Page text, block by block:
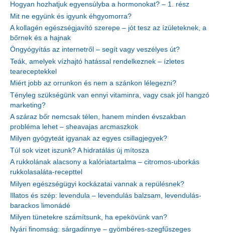
Hogyan hozhatjuk egyensúlyba a hormonokat? – 1. rész
Mit ne együnk és igyunk éhgyomorra?
A kollagén egészségjavító szerepe – jót tesz az ízületeknek, a
bőrnek és a hajnak
Öngyógyítás az internetről – segít vagy veszélyes út?
Teák, amelyek vízhajtó hatással rendelkeznek – ízletes
teareceptekkel
Miért jobb az orrunkon és nem a szánkon lélegezni?
Tényleg szükségünk van ennyi vitaminra, vagy csak jól hangzó
marketing?
A száraz bőr nemcsak télen, hanem minden évszakban
probléma lehet – sheavajas arcmaszkok
Milyen gyógyteát igyanak az egyes csillagjegyek?
Túl sok vizet iszunk? A hidratálás új mítosza
A rukkolának alacsony a kalóriatartalma – citromos-uborkás
rukkolasaláta-recepttel
Milyen egészségügyi kockázatai vannak a repülésnek?
Illatos és szép: levendula – levendulás balzsam, levendulás-
barackos limonádé
Milyen tünetekre számítsunk, ha epekövünk van?
Nyári finomság: sárgadinnye – gyömbéres-szegfűszeges